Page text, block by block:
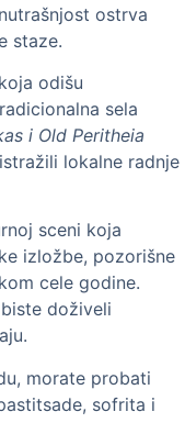
ostrva
staze.
koja odišu
sela
i Old Peritheia
lokalne radnje
sceni koja
izložbe, pozorišne
cele godine.
doživeli
morate probati
sofrita i